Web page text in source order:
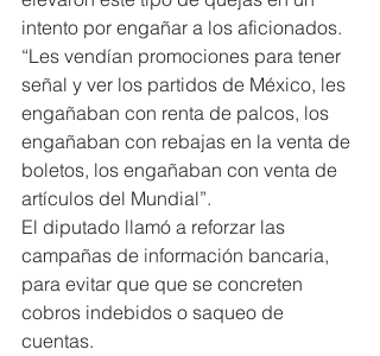
intento por engañar a los aficionados.
“Les vendían promociones para tener
señal y ver los partidos de México, les
engañaban con renta de palcos, los
engañaban con rebajas en la venta de
boletos, los engañaban con venta de
artículos del Mundial”.
El diputado llamó a reforzar las
campañas de información bancaria,
para evitar que que se concreten
cobros indebidos o saqueo de
cuentas.